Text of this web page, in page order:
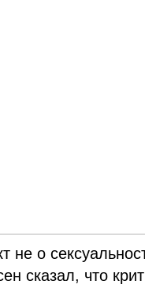
не о
сказал, что